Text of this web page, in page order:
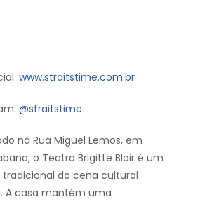
www.straitstime.com.br
@straitstime
na Rua Miguel Lemos, em
o Teatro Brigitte Blair é um
tradicional da cena cultural
A casa mantém uma